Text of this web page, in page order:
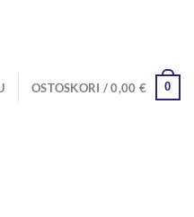
OSTOSKORI /0,00 € 0